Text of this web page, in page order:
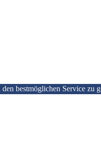
bestmöglichen Service zu